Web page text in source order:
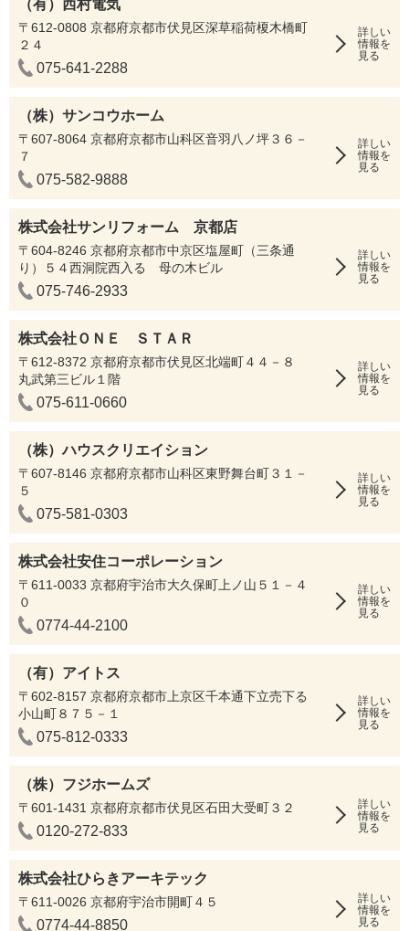
（有）西村電気
〒612-0808 京都府京都市伏見区深草稲荷榎木橋町
２４
075-641-2288
詳しい
情報を
見る
（株）サンコウホーム
〒607-8064 京都府京都市山科区音羽八ノ坪３６－
７
075-582-9888
詳しい
情報を
見る
株式会社サンリフォーム 京都店
〒604-8246 京都府京都市中京区塩屋町（三条通
り）５４西洞院西入る 母の木ビル
075-746-2933
詳しい
情報を
見る
株式会社ＯＮＥ ＳＴＡＲ
〒612-8372 京都府京都市伏見区北端町４４－８
丸武第三ビル１階
075-611-0660
詳しい
情報を
見る
（株）ハウスクリエイション
〒607-8146 京都府京都市山科区東野舞台町３１－
５
075-581-0303
詳しい
情報を
見る
株式会社安住コーポレーション
〒611-0033 京都府宇治市大久保町上ノ山５１－４
０
0774-44-2100
詳しい
情報を
見る
（有）アイトス
〒602-8157 京都府京都市上京区千本通下立売下る
小山町８７５－１
075-812-0333
詳しい
情報を
見る
（株）フジホームズ
〒601-1431 京都府京都市伏見区石田大受町３２
0120-272-833
詳しい
情報を
見る
株式会社ひらきアーキテック
〒611-0026 京都府宇治市開町４５
0774-44-8850
詳しい
情報を
見る